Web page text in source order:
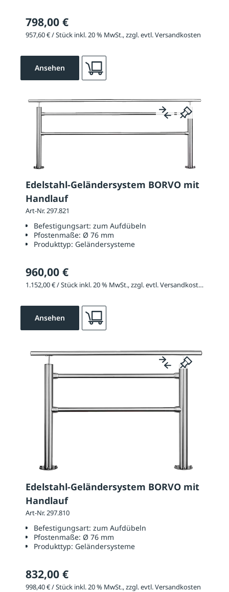
798,00 €
957,60 € / Stück inkl. 20 % MwSt., zzgl. evtl. Versandkosten
Ansehen
Edelstahl-Geländersystem BORVO mit
Handlauf
Art-Nr. 297.821
Befestigungsart: zum Aufdübeln
Pfostenmaße: Ø 76 mm
Produkttyp: Geländersysteme
960,00 €
1.152,00 € / Stück inkl. 20 % MwSt., zzgl. evtl. Versandkosten
Ansehen
Edelstahl-Geländersystem BORVO mit
Handlauf
Art-Nr. 297.810
Befestigungsart: zum Aufdübeln
Pfostenmaße: Ø 76 mm
Produkttyp: Geländersysteme
832,00 €
998,40 € / Stück inkl. 20 % MwSt., zzgl. evtl. Versandkosten